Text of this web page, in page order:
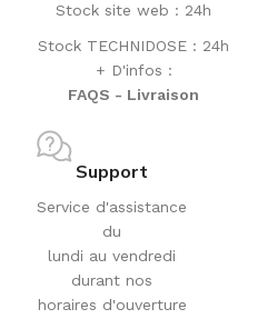
Stock site web : 24h
Stock TECHNIDOSE : 24h
+ D'infos :
FAQS - Livraison
Support
Service d'assistance
du
lundi au vendredi
durant nos
horaires d'ouverture